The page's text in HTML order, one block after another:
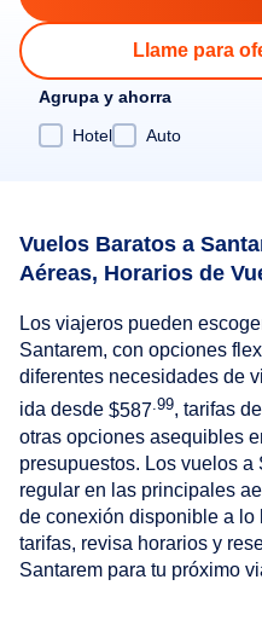
Llame para
Agrupa y ahorra
Hotel
Auto
Vuelos Baratos a
Aéreas, Horarios de
Los viajeros pueden
Santarem, con opciones
diferentes necesidades de
ida desde $587 .99, tarifas
otras opciones asequibles
presupuestos. Los vuelos a
regular en las principales
de conexión disponible a lo
tarifas, revisa horarios y
Santarem para tu próximo